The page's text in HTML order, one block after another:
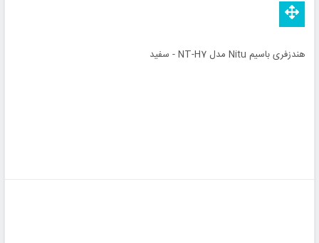
هندزفری باسیم Nitu مدل NT-H7 - سفید